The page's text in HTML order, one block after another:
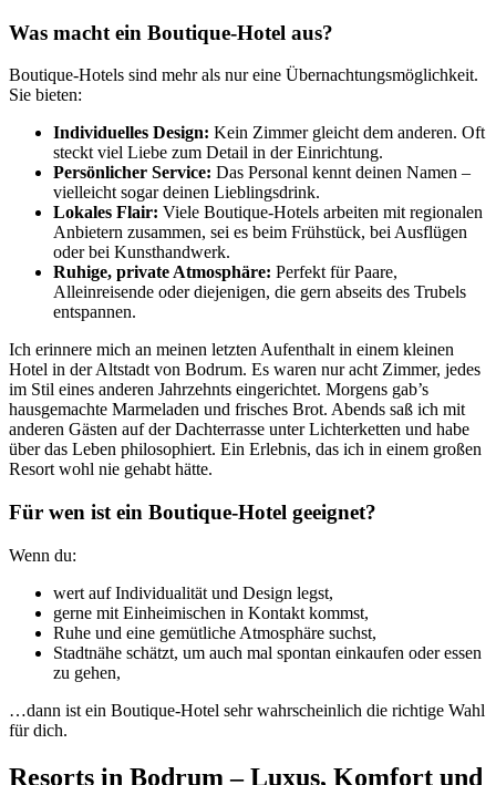
Was macht ein Boutique-Hotel aus?
Boutique-Hotels sind mehr als nur eine Übernachtungsmöglichkeit.
Sie bieten:
Individuelles Design: Kein Zimmer gleicht dem anderen. Oft
steckt viel Liebe zum Detail in der Einrichtung.
Persönlicher Service: Das Personal kennt deinen Namen –
vielleicht sogar deinen Lieblingsdrink.
Lokales Flair: Viele Boutique-Hotels arbeiten mit regionalen
Anbietern zusammen, sei es beim Frühstück, bei Ausflügen
oder bei Kunsthandwerk.
Ruhige, private Atmosphäre: Perfekt für Paare,
Alleinreisende oder diejenigen, die gern abseits des Trubels
entspannen.
Ich erinnere mich an meinen letzten Aufenthalt in einem kleinen
Hotel in der Altstadt von Bodrum. Es waren nur acht Zimmer, jedes
im Stil eines anderen Jahrzehnts eingerichtet. Morgens gab’s
hausgemachte Marmeladen und frisches Brot. Abends saß ich mit
anderen Gästen auf der Dachterrasse unter Lichterketten und habe
über das Leben philosophiert. Ein Erlebnis, das ich in einem großen
Resort wohl nie gehabt hätte.
Für wen ist ein Boutique-Hotel geeignet?
Wenn du:
wert auf Individualität und Design legst,
gerne mit Einheimischen in Kontakt kommst,
Ruhe und eine gemütliche Atmosphäre suchst,
Stadtnähe schätzt, um auch mal spontan einkaufen oder essen
zu gehen,
…dann ist ein Boutique-Hotel sehr wahrscheinlich die richtige Wahl
für dich.
Resorts in Bodrum – Luxus, Komfort und